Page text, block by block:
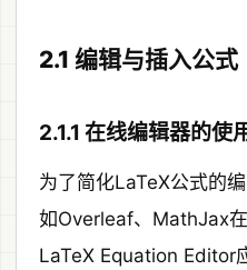
2.1 编辑与插入公式
2.1.1 在线编辑器的使
为了简化LaTeX公式的
如Overleaf、MathJax
LaTeX Equation Editor